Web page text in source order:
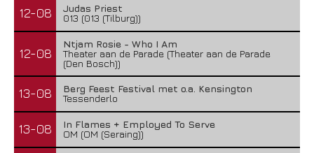
12-08
Judas Priest
013 (013 (Tilburg))
12-08
Ntjam Rosie - Who I Am
Theater aan de Parade (Theater aan de Parade
(Den Bosch))
13-08
Berg Feest Festival met o.a. Kensington
Tessenderlo
13-08
In Flames + Employed To Serve
OM (OM (Seraing))